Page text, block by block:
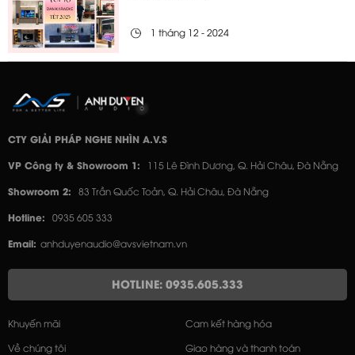
1 tháng 12 - 2024
CTY GIẢI PHÁP NGHE NHÌN A.V.S
VP Công ty & Showroom 1: 115 Lê Đình Dương, Q. Hải Châu, Đà Nẵng
Showroom 2: 83 Trần Quốc Toản, Q. Hải Châu, Đà Nẵng
Hotline: 0935 605 333
Email: anhduyenaudio@avsvietnam.vn
HOTLINE: 0935.605.333
Khuyến mãi
Về chúng tôi
Cam kết hàng hóa
Giao hàng và thanh toán